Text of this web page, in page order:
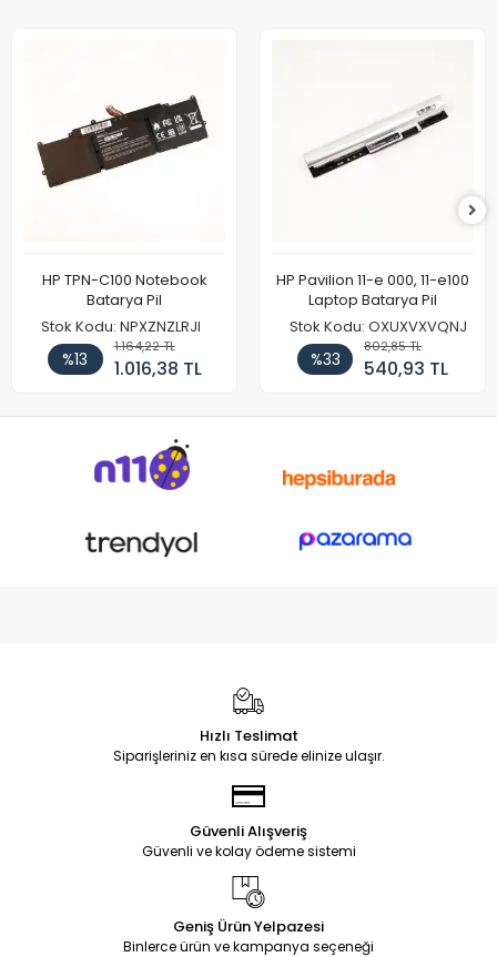
HP TPN-C100 Notebook
Batarya Pil
Stok Kodu: NPXZNZLRJI
%13
1.164,22 TL
1.016,38 TL
HP Pavilion 11-e 000, 11-e100
Laptop Batarya Pil
Stok Kodu: OXUXVXVQNJ
%33
802,85 TL
540,93 TL
Hızlı Teslimat
Siparişleriniz en kısa sürede elinize ulaşır.
Güvenli Alışveriş
Güvenli ve kolay ödeme sistemi
Geniş Ürün Yelpazesi
Binlerce ürün ve kampanya seçeneği